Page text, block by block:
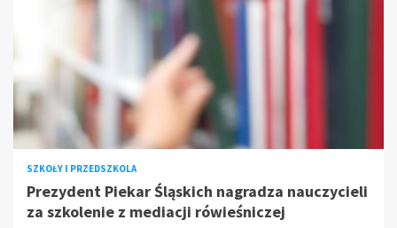
SZKOŁY I PRZEDSZKOLA
Prezydent Piekar Śląskich nagradza nauczycieli
za szkolenie z mediacji rówieśniczej